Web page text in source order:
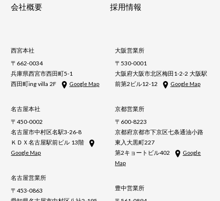
会社概要
採用情報
西宮本社
〒662-0034
兵庫県西宮市西田町5-1
西田町ing villa 2F
Google Map
名古屋本社
〒450-0002
名古屋市中村区名駅3-26-8
ＫＤＸ名古屋駅前ビル 13階
Google Map
名古屋営業所
〒453-0863
大阪営業所
〒530-0001
大阪府大阪市北区梅田1-2-2 大阪駅
前第2ビル12-12
Google Map
京都営業所
〒600-8223
京都府京都市下京区七条通油小路
東入大黒町227
第2キョートビル402
Google
Map
豊中営業所